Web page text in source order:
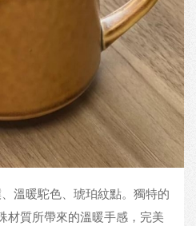
溫暖駝色、琥珀紋點。獨特的
材質所帶來的溫暖手感，完美